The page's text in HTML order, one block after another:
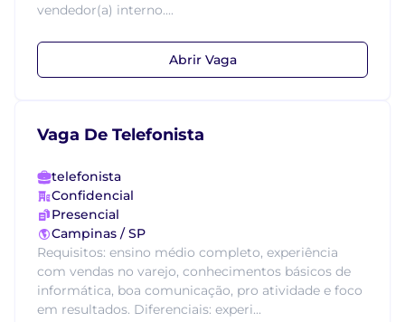
vendedor(a) interno....
Abrir Vaga
Vaga De Telefonista
telefonista
Confidencial
Presencial
Campinas / SP
Requisitos: ensino médio completo, experiência
com vendas no varejo, conhecimentos básicos de
informática, boa comunicação, pro atividade e foco
em resultados. Diferenciais: experi...